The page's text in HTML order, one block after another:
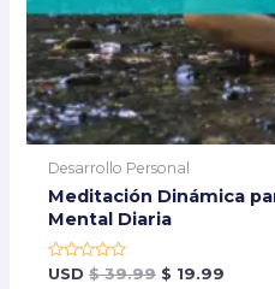
Desarrollo Personal
Meditación Dinámica
Mental Diaria
Rated
USD $39.99 $ 19.99